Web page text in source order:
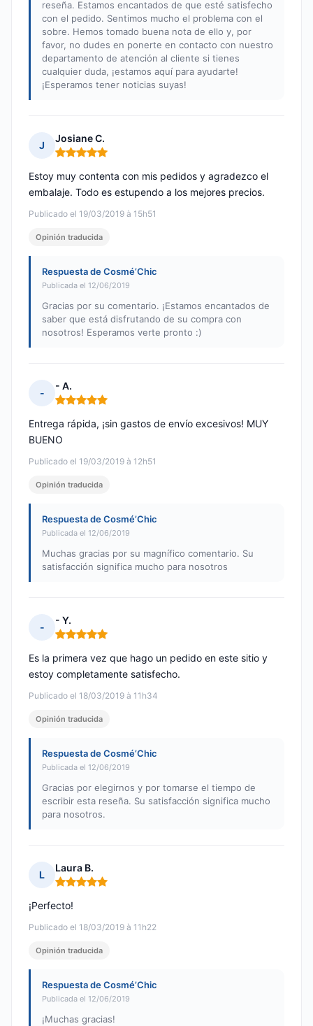
reseña. Estamos encantados de que esté satisfecho
con el pedido. Sentimos mucho el problema con el
sobre. Hemos tomado buena nota de ello y, por
favor, no dudes en ponerte en contacto con nuestro
departamento de atención al cliente si tienes
cualquier duda, ¡estamos aquí para ayudarte!
¡Esperamos tener noticias suyas!
J
Josiane C.
Nota: 5 de 5
Publicado el 19/03/2019 à 15h51
Estoy muy contenta con mis pedidos y agradezco el
embalaje. Todo es estupendo a los mejores precios.
Opinión traducida
Respuesta de Cosmé’Chic
Publicada el 12/06/2019
Gracias por su comentario. ¡Estamos encantados de
saber que está disfrutando de su compra con
nosotros! Esperamos verte pronto :)
-
- A.
Nota: 5 de 5
Publicado el 19/03/2019 à 12h51
Entrega rápida, ¡sin gastos de envío excesivos! MUY
BUENO
Opinión traducida
Respuesta de Cosmé’Chic
Publicada el 12/06/2019
Muchas gracias por su magnífico comentario. Su
satisfacción significa mucho para nosotros
-
- Y.
Nota: 5 de 5
Publicado el 18/03/2019 à 11h34
Es la primera vez que hago un pedido en este sitio y
estoy completamente satisfecho.
Opinión traducida
Respuesta de Cosmé’Chic
Publicada el 12/06/2019
Gracias por elegirnos y por tomarse el tiempo de
escribir esta reseña. Su satisfacción significa mucho
para nosotros.
L
Laura B.
Nota: 5 de 5
Publicado el 18/03/2019 à 11h22
¡Perfecto!
Opinión traducida
Respuesta de Cosmé’Chic
Publicada el 12/06/2019
¡Muchas gracias!